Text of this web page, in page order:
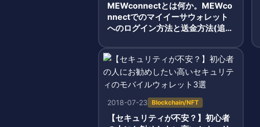
MEWconnectとは何か。MEWco
nnectでのマイイーサウォレット
へのログイン方法と送金方法(追記
2018-07-23 Blockchain/NFT
【セキュリティが不安？】初心者